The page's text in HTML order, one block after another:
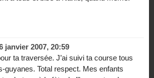
janvier 2007, 20:59
ta traversée. J’ai suivi ta course tous
guyanes. Total respect. Mes enfants